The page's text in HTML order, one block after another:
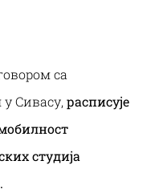
са
Сивасу, расписује
студија